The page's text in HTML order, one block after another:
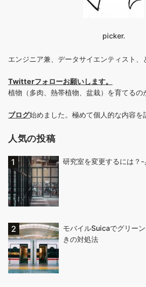
picker.
エンジニア兼、データサイエンティスト、
Twitterフォローお願いします。
植物（多肉、熱帯植物、盆栽）を育てるの
ブログ始めました。極めて個人的な内容を
人気の投稿
研究室を変更するには？
モバイルSuicaでグリー
きの対処法